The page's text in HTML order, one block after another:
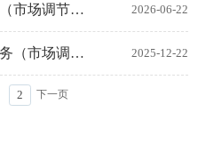
免费服务项目公示表-国际业务（市场调节价） 2026-06-22
免费服务项目公示表-信用卡业务（市场调节价） 2025-12-22
2 下一页